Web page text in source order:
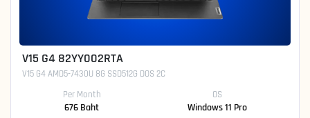
V15 G4 82YY002RTA
V15 G4 AMD5-7430U 8G SSD512G DOS 2C
Per Month
676 Baht
OS
Windows 11 Pro